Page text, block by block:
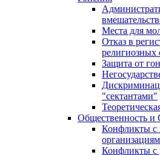
Места для
Отказ в
религиозных
Защита от
"сектантами"
Общественность
Конфликты с
Конфликты с